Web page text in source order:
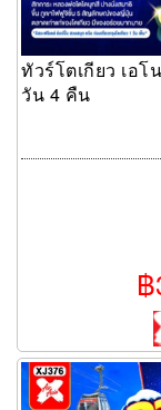
ทัวร์โตเกียว เอ
วัน 4 คืน
ทัวร์โตเกียว